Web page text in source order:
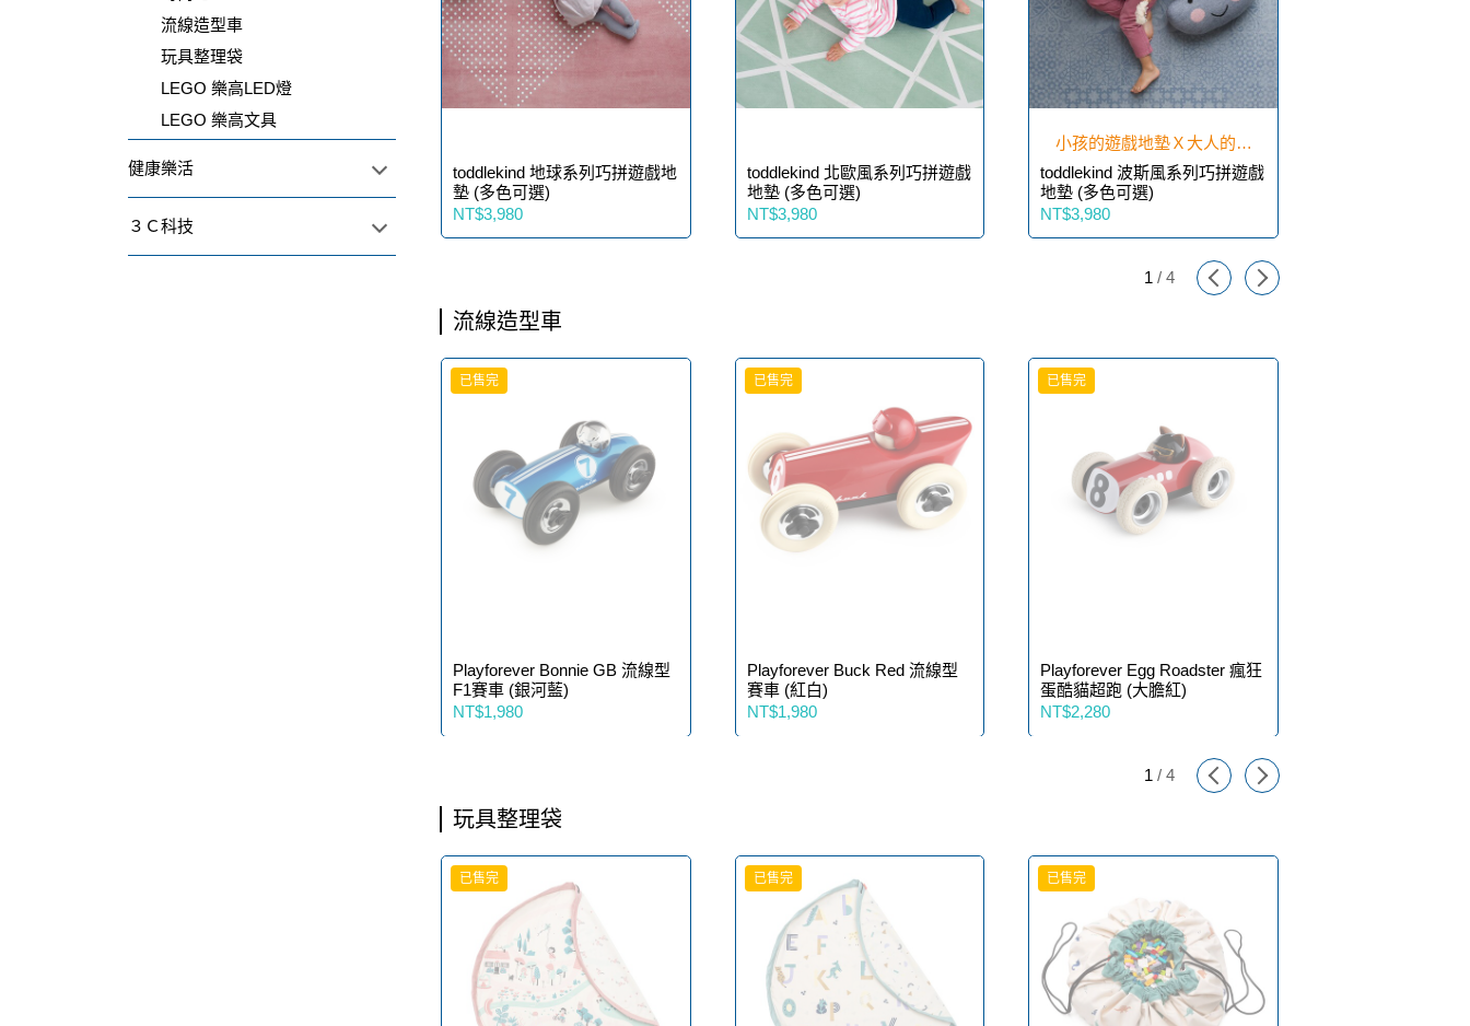
流線造型車
玩具整理袋
LEGO 樂高LED燈
LEGO 樂高文具
健康樂活
３Ｃ科技
toddlekind 地球系列巧拼遊戲地
墊 (多色可選)
NT$3,980
toddlekind 北歐風系列巧拼遊戲
地墊 (多色可選)
NT$3,980
小孩的遊戲地墊Ｘ大人的運
動地墊
toddlekind 波斯風系列巧拼遊戲
地墊 (多色可選)
NT$3,980
1 / 4
流線造型車
已售完
Playforever Bonnie GB 流線型
F1賽車 (銀河藍)
NT$1,980
已售完
Playforever Buck Red 流線型
賽車 (紅白)
NT$1,980
已售完
Playforever Egg Roadster 瘋狂
蛋酷貓超跑 (大膽紅)
NT$2,280
1 / 4
玩具整理袋
已售完 已售完 已售完